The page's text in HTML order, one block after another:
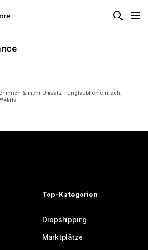
& mehr Umsatz – unglaublich einfach,
Top-Kategorien
Dropshipping
Marktplätze